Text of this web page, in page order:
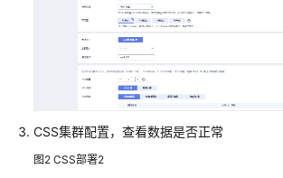
方
CSS集群配置，查看数据是否正常
图2 CSS部署2